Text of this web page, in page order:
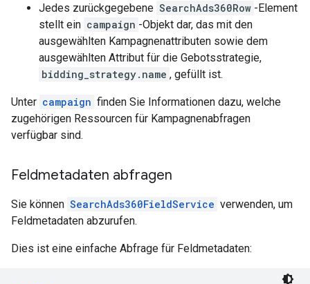
Jedes zurückgegebene SearchAds360Row -Element
stellt ein campaign -Objekt dar, das mit den
ausgewählten Kampagnenattributen sowie dem
ausgewählten Attribut für die Gebotsstrategie,
bidding_strategy.name , gefüllt ist.
Unter campaign finden Sie Informationen dazu, welche
zugehörigen Ressourcen für Kampagnenabfragen
verfügbar sind.
Feldmetadaten abfragen
Sie können SearchAds360FieldService verwenden, um
Feldmetadaten abzurufen.
Dies ist eine einfache Abfrage für Feldmetadaten: